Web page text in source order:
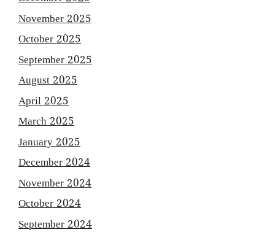
November 2025
October 2025
September 2025
August 2025
April 2025
March 2025
January 2025
December 2024
November 2024
October 2024
September 2024